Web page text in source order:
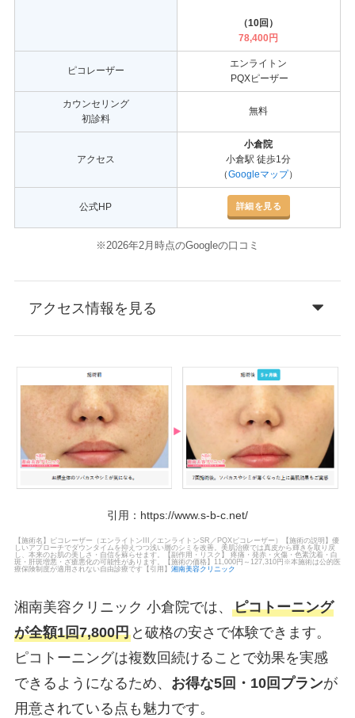
（10回）
78,400円
ピコレーザー
エンライトン
PQXピーザー
カウンセリング
初診料
無料
アクセス
小倉院
小倉駅 徒歩1分
（Googleマップ）
公式HP 詳細を見る
※2026年2月時点のGoogleの口コミ
アクセス情報を見る
引用： https://www.s-b-c.net/
【施術名】ピコレーザー（エンライトンIII／エンライトンSR／PQXピコレーザー）【施術の説明】優
しいアプローチでダウンタイムを抑えつつ浅い層のシミを改善。美肌治療では真皮から輝きを取り戻
し、本来のお肌の美しさ・自信を蘇らせます。【副作用・リスク】 疼痛・発赤・火傷・色素沈着・白
斑・肝斑増悪・ざ瘡悪化の可能性があります。【施術の価格】11,000円～127,310円※本施術は公的医
療保険制度が適用されない自由診療です【引用】 湘南美容クリニック
湘南美容クリニック 小倉院では、 ピコトーニング
が全額1回7,800円と破格の安さで体験できます。
ピコトーニングは複数回続けることで効果を実感
できるようになるため、 お得な5回・10回プランが
用意されている点も魅力です。